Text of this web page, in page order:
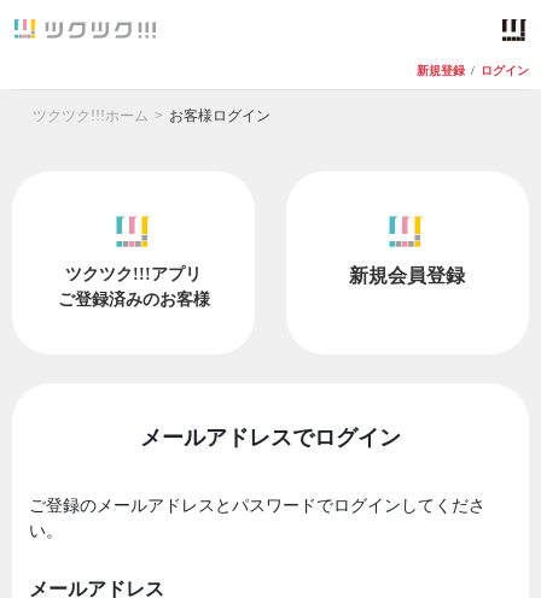
新規登録 / ログイン
ツクツク!!!ホーム お客様ログイン
ツクツク!!!アプリ
ご登録済みのお客様
新規会員登録
メールアドレスでログイン
ご登録のメールアドレスとパスワードでログインしてくださ
い。
メールアドレス